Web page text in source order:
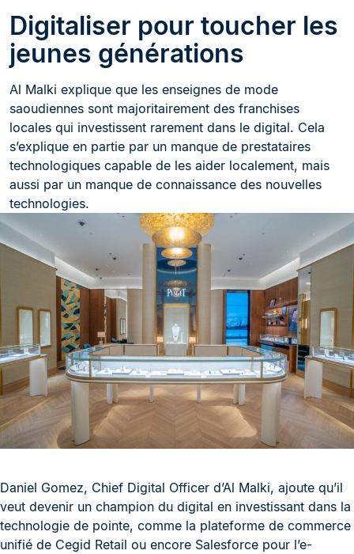
Digitaliser pour toucher les
jeunes générations
Al Malki explique que les enseignes de mode
saoudiennes sont majoritairement des franchises
locales qui investissent rarement dans le digital. Cela
s’explique en partie par un manque de prestataires
technologiques capable de les aider localement, mais
aussi par un manque de connaissance des nouvelles
technologies.
Daniel Gomez, Chief Digital Officer d’Al Malki, ajoute qu’il
veut devenir un champion du digital en investissant dans la
technologie de pointe, comme la plateforme de commerce
unifié de Cegid Retail ou encore Salesforce pour l’e-